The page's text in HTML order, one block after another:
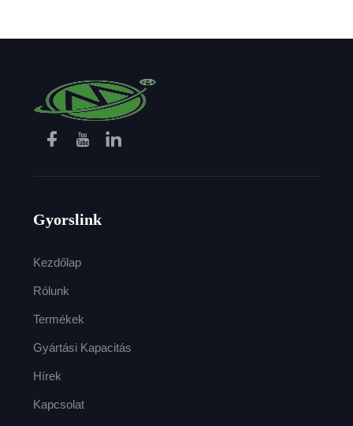
Gyorslink
Kezdőlap
Rólunk
Termékek
Gyártási Kapacitás
Hírek
Kapcsolat